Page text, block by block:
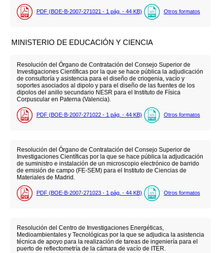
PDF (BOE-B-2007-271021 - 1 pág. - 44 KB) Otros formatos
MINISTERIO DE EDUCACIÓN Y CIENCIA
Resolución del Órgano de Contratación del Consejo Superior de
Investigaciones Científicas por la que se hace pública la adjudicación
de consultoría y asistencia para el diseño de criogenia, vacío y
soportes asociados al dipolo y para el diseño de las fuentes de los
dipolos del anillo secundario NESR para el Instituto de Física
Corpuscular en Paterna (Valencia).
PDF (BOE-B-2007-271022 - 1 pág. - 44 KB) Otros formatos
Resolución del Órgano de Contratación del Consejo Superior de
Investigaciones Científicas por la que se hace pública la adjudicación
de suministro e instalación de un microscopio electrónico de barrido
de emisión de campo (FE-SEM) para el Instituto de Ciencias de
Materiales de Madrid.
PDF (BOE-B-2007-271023 - 1 pág. - 44 KB) Otros formatos
Resolución del Centro de Investigaciones Energéticas,
Medioambientales y Tecnológicas por la que se adjudica la asistencia
técnica de apoyo para la realización de tareas de ingeniería para el
puerto de reflectometría de la cámara de vacío de ITER.